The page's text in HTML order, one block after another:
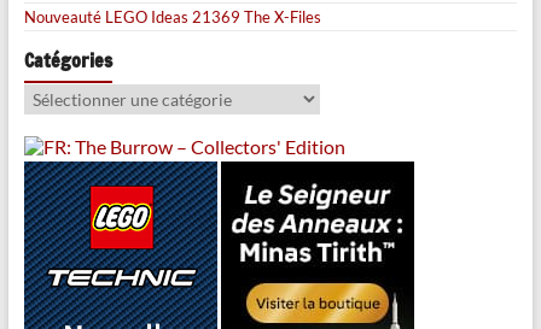
Nouveauté LEGO Ideas 21369 The X-Files
Catégories
Catégories